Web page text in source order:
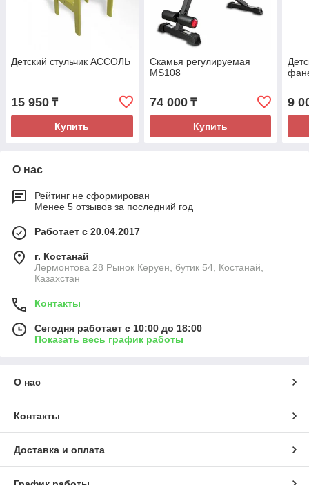
Детский стульчик АССОЛЬ
15 950 ₸
Купить
Скамья регулируемая
MS108
74 000₸
Купить
9
О нас
Рейтинг не сформирован
Менее 5 отзывов за последний год
Работает с 20.04.2017
г. Костанай
Лермонтова 28 Рынок Керуен, бутик 54, Костанай,
Казахстан
Контакты
Сегодня работает с 10:00 до 18:00
Показать весь график работы
О нас
Контакты
Доставка и оплата